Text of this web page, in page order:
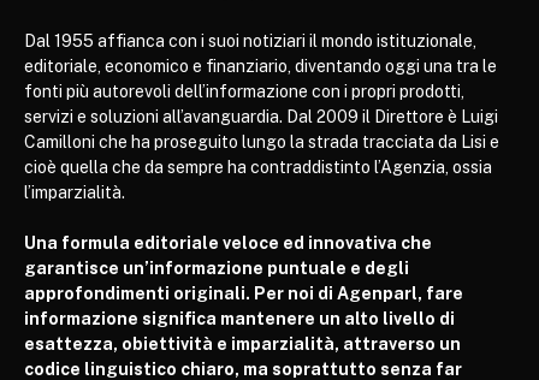
Dal 1955 affianca con i suoi notiziari il mondo istituzionale,
editoriale, economico e finanziario, diventando oggi una tra le
fonti più autorevoli dell’informazione con i propri prodotti,
servizi e soluzioni all’avanguardia. Dal 2009 il Direttore è Luigi
Camilloni che ha proseguito lungo la strada tracciata da Lisi e
cioè quella che da sempre ha contraddistinto l’Agenzia, ossia
l’imparzialità.
Una formula editoriale veloce ed innovativa che
garantisce un’informazione puntuale e degli
approfondimenti originali. Per noi di Agenparl, fare
informazione significa mantenere un alto livello di
esattezza, obiettività e imparzialità, attraverso un
codice linguistico chiaro, ma soprattutto senza far